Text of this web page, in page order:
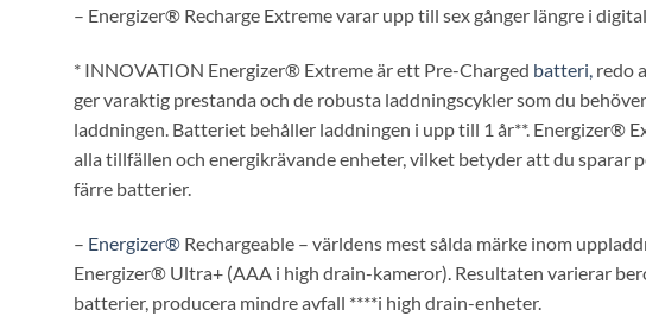
– Energizer® Recharge Extreme varar upp till sex gånger längre i
* INNOVATION Energizer® Extreme är ett Pre-Charged batteri, redo
ger varaktig prestanda och de robusta laddningscykler som du
laddningen. Batteriet behåller laddningen i upp till 1 år**. Energizer®
alla tillfällen och energikrävande enheter, vilket betyder att du sparar
färre batterier.
– Energizer® Rechargeable – världens mest sålda märke inom
Energizer® Ultra+ (AAA i high drain-kameror). Resultaten varierar
batterier, producera mindre avfall ****i high drain-enheter.